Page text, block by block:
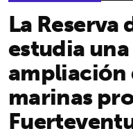
La Reserva
estudia
ampliación
marinas